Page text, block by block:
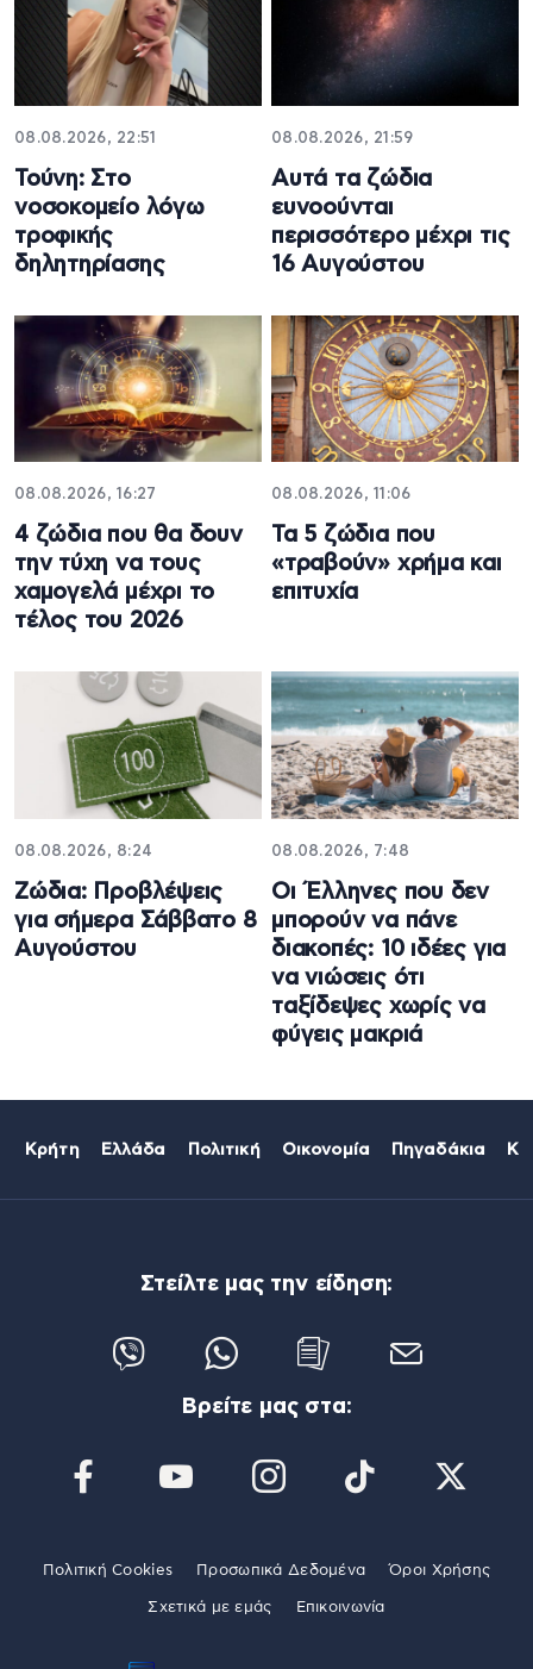
08.08.2026, 22:51
Τούνη: Στο
νοσοκομείο λόγω
τροφικής
δηλητηρίασης
08.08.2026, 21:59
Aυτά τα ζώδια
ευνοούνται
περισσότερο μέχρι τις
16 Αυγούστου
08.08.2026, 16:27
4 ζώδια που θα δουν
την τύχη να τους
χαμογελά μέχρι το
τέλος του 2026
08.08.2026, 11:06
Τα 5 ζώδια που
«τραβούν» χρήμα και
επιτυχία
08.08.2026, 8:24
Ζώδια: Προβλέψεις
για σήμερα Σάββατο 8
Αυγούστου
08.08.2026, 7:48
Οι Έλληνες που δεν
μπορούν να πάνε
διακοπές: 10 ιδέες για
να νιώσεις ότι
ταξίδεψες χωρίς να
φύγεις μακριά
Κρήτη Ελλάδα Πολιτική Οικονομία Πηγαδάκια
Στείλτε μας την είδηση:
Βρείτε μας στα:
Πολιτική Cookies Προσωπικά Δεδομένα Όροι Χρήσης
Σχετικά με εμάς Επικοινωνία